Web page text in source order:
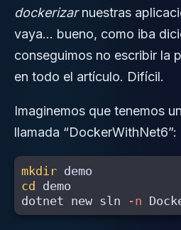
dockerizarnuestras
vaya… bueno, como iba
conseguimos no escribir la
en todo el artículo. Difícil.
Imaginemos que tenemos
llamada “DockerWithNet6”:
mkdir
cd demo
dotnet new sln
-n